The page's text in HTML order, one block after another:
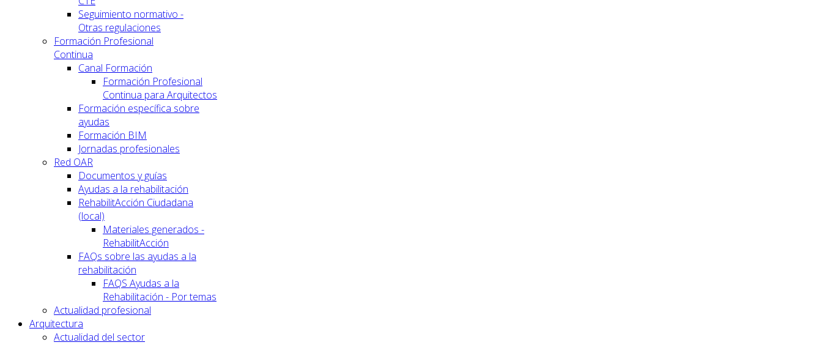
Seguimiento normativo -
Otras regulaciones
Formación Profesional
Continua
Canal Formación
Formación Profesional
Continua para Arquitectos
Formación específica sobre
ayudas
Formación BIM
Jornadas profesionales
Red OAR
Documentos y guías
Ayudas a la rehabilitación
RehabilitAcción Ciudadana
(local)
Materiales generados -
RehabilitAcción
FAQs sobre las ayudas a la
rehabilitación
FAQS Ayudas a la
Rehabilitación - Por temas
Actualidad profesional
Arquitectura
Actualidad del sector